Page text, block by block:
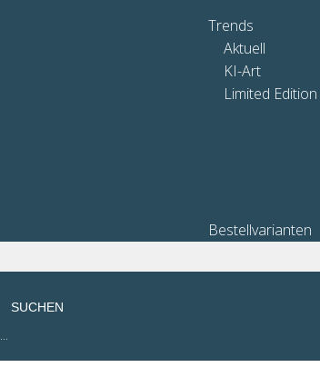
Trends
Aktuell
KI-Art
Limited Edition
Bestellvarianten
SUCHEN
...